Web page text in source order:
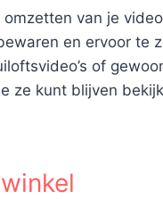
van je
en ervoor te
of
ze kunt blijven